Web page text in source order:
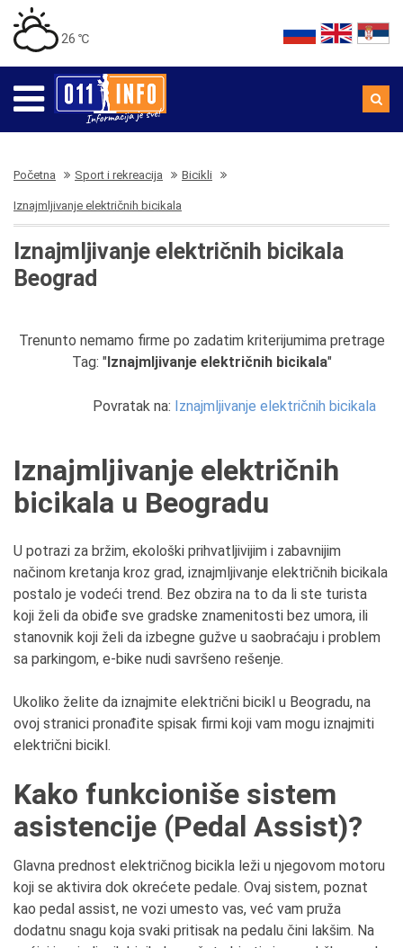
26 ℃
Početna Sport i rekreacija Bicikli
Iznajmljivanje električnih bicikala
Iznajmljivanje električnih bicikala
Beograd
Trenunto nemamo firme po zadatim kriterijumima pretrage
Tag: "Iznajmljivanje električnih bicikala"
Povratak na: Iznajmljivanje električnih bicikala
Iznajmljivanje električnih
bicikala u Beogradu
U potrazi za bržim, ekološki prihvatljivijim i zabavnijim
načinom kretanja kroz grad, iznajmljivanje električnih bicikala
postalo je vodeći trend. Bez obzira na to da li ste turista
koji želi da obiđe sve gradske znamenitosti bez umora, ili
stanovnik koji želi da izbegne gužve u saobraćaju i problem
sa parkingom, e-bike nudi savršeno rešenje.
Ukoliko želite da iznajmite električni bicikl u Beogradu, na
ovoj stranici pronađite spisak firmi koji vam mogu iznajmiti
električni bicikl.
Kako funkcioniše sistem
asistencije (Pedal Assist)?
Glavna prednost električnog bicikla leži u njegovom motoru
koji se aktivira dok okrećete pedale. Ovaj sistem, poznat
kao pedal assist, ne vozi umesto vas, već vam pruža
dodatnu snagu koja svaki pritisak na pedalu čini lakšim. Na